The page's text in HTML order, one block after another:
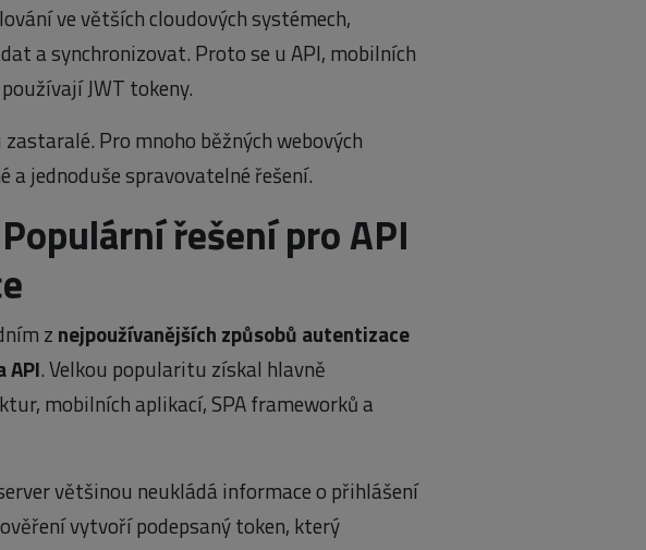
ve větších cloudových systémech,
a synchronizovat. Proto se u API, mobilních
JWT tokeny.
Pro mnoho běžných webových
a jednoduše spravovatelné řešení.
řešení pro API
z nejpoužívanějších způsobů autentizace
API. Velkou popularitu získal hlavně
mobilních aplikací, SPA frameworků a
většinou neukládá informace o přihlášení
vytvoří podepsaný token, který